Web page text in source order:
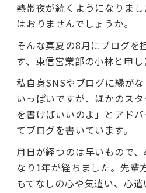
熱帯夜が続くようになりま
はおりませんでしょうか。
そんな真夏の8月にブログを
す、東信営業部の小林と申し
私自身SNSやブログに縁が
いっぱいですが、ほかのス
を書けばいいのよ」とアド
てブログを書いています。
月日が経つのは早いもので
なり1年が経ちました。先輩
もてなしの心や気遣い、心